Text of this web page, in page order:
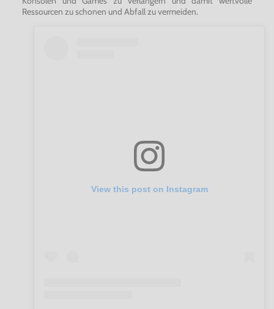
Ressourcen zu schonen und Abfall zu vermeiden.
View this post on Instagram